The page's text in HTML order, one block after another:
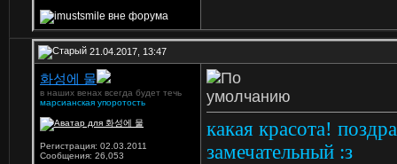
21.04.2017, 13:47
화성에 물
в наших венах всегда будет течь
марсианская упоротость
Регистрация: 02.03.2011
Сообщения: 26,053
какая красота!
замечательный :з